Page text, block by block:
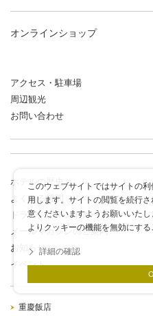
このウェブサイトではサイトの
用します。サイトの閲覧を続行
意くださいますようお願いいた
よりクッキーの機能を無効にする
詳細の確認
オンラインショップ
アクセス・駐車場
周辺観光
お問い合わせ
ホテルの歴史
よくある質問
ドラゴンポイントカード
メールマガジンのご案内
お知らせ
イベント
重慶飯店